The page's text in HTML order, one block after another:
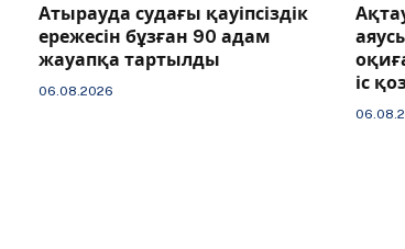
Атырауда судағы қауіпсіздік
ережесін бұзған 90 адам
жауапқа тартылды
06.08.2026
іс